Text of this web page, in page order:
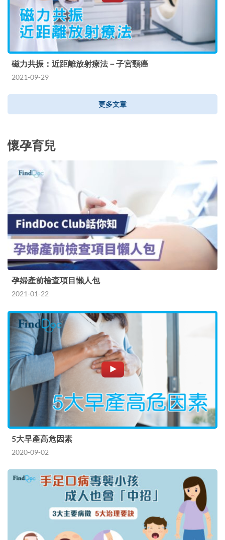
磁力共振：近距離放射療法－子宮頸癌
2021-09-29
更多文章
懷孕育兒
孕婦產前檢查項目懶人包
2021-01-22
5大早產高危因素
2020-09-02